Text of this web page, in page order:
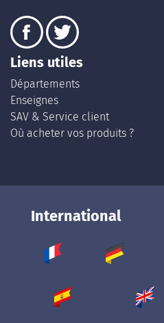
Liens utiles
Départements
Enseignes
SAV & Service client
Où acheter vos produits ?
International